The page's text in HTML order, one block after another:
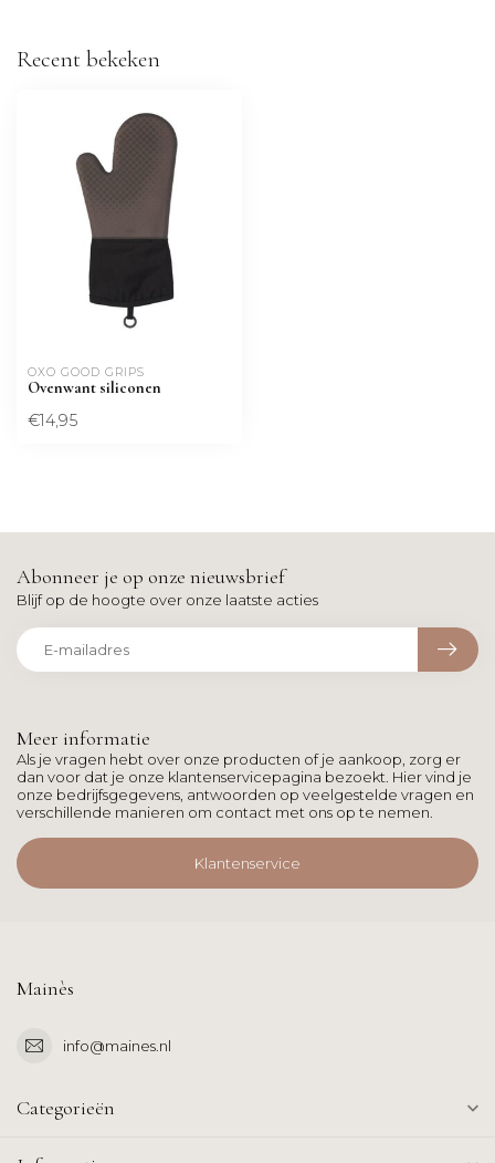
Recent bekeken
OXO GOOD GRIPS
Ovenwant siliconen
€14,95
Meer informatie
Als je vragen hebt over onze producten of je aankoop, zorg er
dan voor dat je onze klantenservicepagina bezoekt. Hier vind je
onze bedrijfsgegevens, antwoorden op veelgestelde vragen en
verschillende manieren om contact met ons op te nemen.
Klantenservice
Abonneer je op onze nieuwsbrief
Blijf op de hoogte over onze laatste acties
Mainès
info@maines.nl
Categorieën